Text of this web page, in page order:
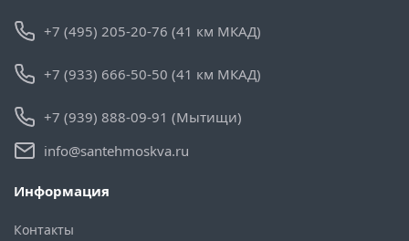
+7 (495) 205-20-76 (41 км МКАД)
+7 (933) 666-50-50 (41 км МКАД)
+7 (939) 888-09-91 (Мытищи)
info@santehmoskva.ru
Информация
Контакты